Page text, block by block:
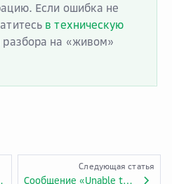
Если ошибка не
в техническую
на «живом»
дисков
Следующая статья
Сообщение «Unable to perform this action…» при попытке включить VM